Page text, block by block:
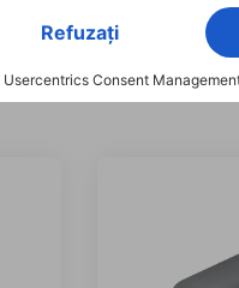
Model compatibil: Aquaris C